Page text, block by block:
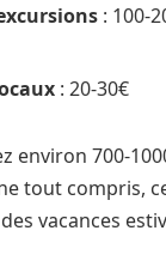
: 100-
: 20-30€
environ 700-
tout compris,
vacances